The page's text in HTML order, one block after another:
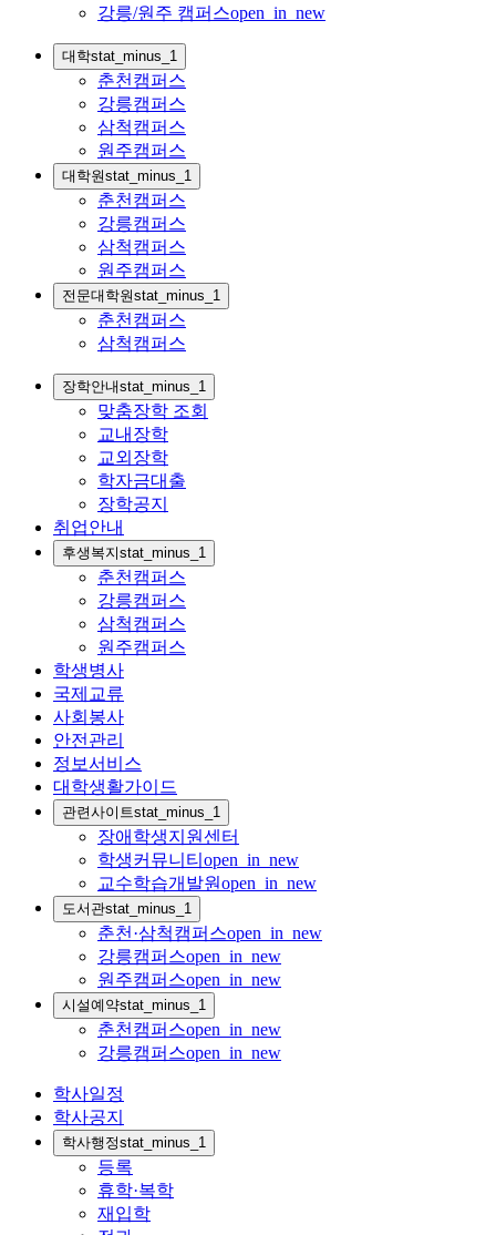
강릉/원주 캠퍼스open_in_new
대학stat_minus_1
춘천캠퍼스
강릉캠퍼스
삼척캠퍼스
원주캠퍼스
대학원stat_minus_1
춘천캠퍼스
강릉캠퍼스
삼척캠퍼스
원주캠퍼스
전문대학원stat_minus_1
춘천캠퍼스
삼척캠퍼스
장학안내stat_minus_1
맞춤장학 조회
교내장학
교외장학
학자금대출
장학공지
취업안내
후생복지stat_minus_1
춘천캠퍼스
강릉캠퍼스
삼척캠퍼스
원주캠퍼스
학생병사
국제교류
사회봉사
안전관리
정보서비스
대학생활가이드
관련사이트stat_minus_1
장애학생지원센터
학생커뮤니티 open_in_new
교수학습개발원open_in_new
도서관stat_minus_1
춘천·삼척캠퍼스open_in_new
강릉캠퍼스open_in_new
원주캠퍼스open_in_new
시설예약stat_minus_1
춘천캠퍼스open_in_new
강릉캠퍼스open_in_new
학사일정
학사공지
학사행정stat_minus_1
등록
휴학·복학
재입학